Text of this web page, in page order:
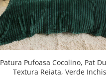
Patura Pufoasa Cocolino, Pat
Textura Reiata, Verde Inchis